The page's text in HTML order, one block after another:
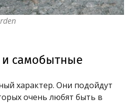
и самобытные
характер. Они подойдут
очень любят быть в